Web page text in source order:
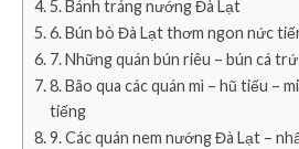
5. Bánh tráng nướng Đà Lạt
6. Bún bò Đà Lạt thơm ngon nức
7. Những quán bún riêu – bún cá
8. Bão qua các quán mì – hũ tiếu –
tiếng
9. Các quán nem nướng Đà Lạt –